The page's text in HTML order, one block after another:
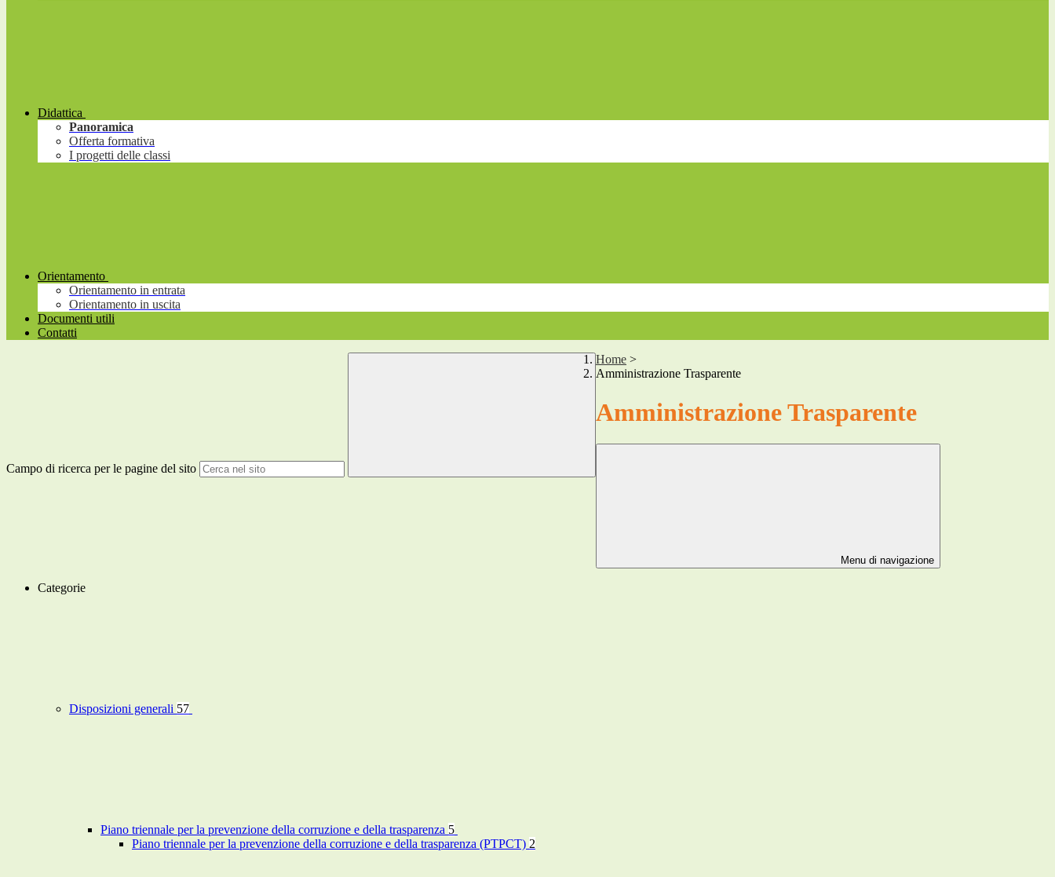
Didattica
Panoramica
Offerta formativa
I progetti delle classi
Orientamento
Orientamento in entrata
Orientamento in uscita
Documenti utili
Contatti
Campo di ricerca per le pagine del sito
Home >
Amministrazione Trasparente
Amministrazione Trasparente
Menu di navigazione
Categorie
Disposizioni generali 57
Piano triennale per la prevenzione della corruzione e della trasparenza 5
Piano triennale per la prevenzione della corruzione e della trasparenza (PTPCT) 2